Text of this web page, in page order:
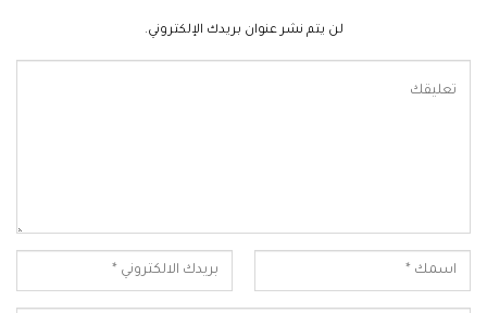
لن يتم نشر عنوان بريدك الإلكتروني.